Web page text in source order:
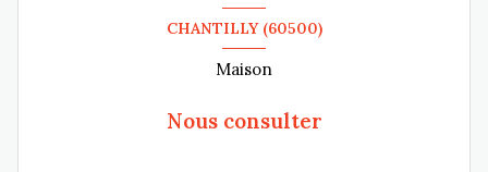
CHANTILLY (60500)
Maison
Nous consulter